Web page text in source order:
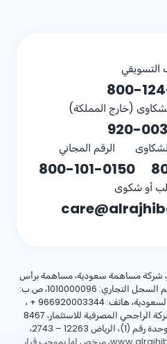
التسويقي
800-
(خارج المملكة)
920-
الرقم المجاني
800-101-0150
أو شكوى
شركة مساهمة سعودية، مساهمة برأس
، رقم السجل التجاري: 1010000096، ص.ب:
+ 966920003344 ،
8001244455 العنوان الوطني: شركة الراجحي المصرفية للاستثمار، 8467
طريق الملك فهد – حي المروج، وحدة رقم (1)، الرياض 12263 – 2743،
الموقع الإلكتروني: www.alrajhibank.com.sa، مرخص لها بموجب قرار